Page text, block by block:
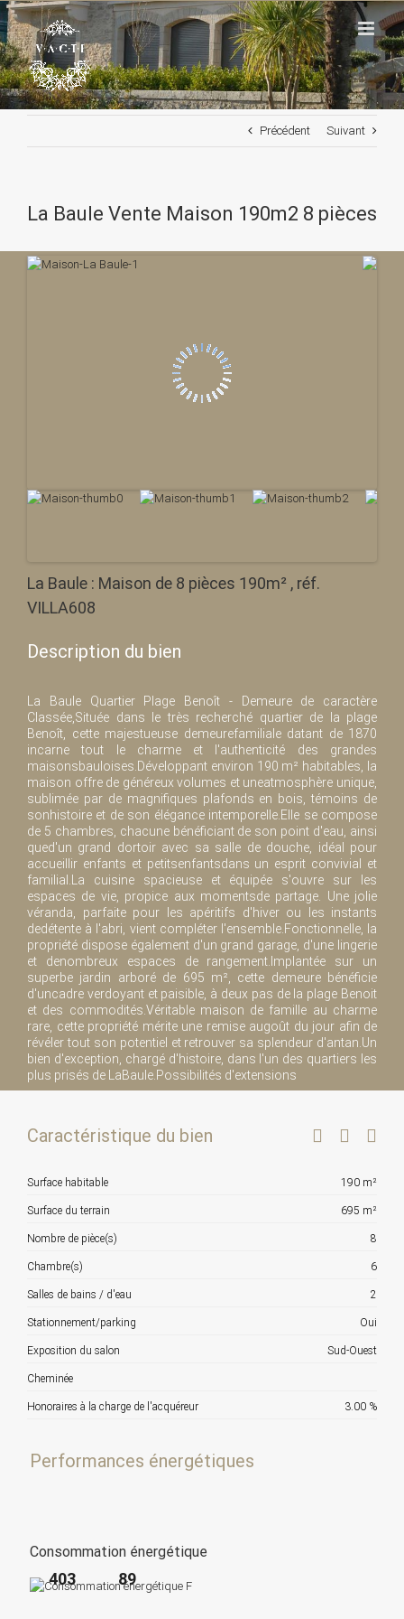
Passer
au
contenu
Précédent Suivant
La Baule Vente Maison 190m2 8 pièces
La Baule : Maison de 8 pièces 190m² , réf.
VILLA608
Description du bien
La Baule Quartier Plage Benoît - Demeure de caractère
Classée,Située dans le très recherché quartier de la plage
Benoît, cette majestueuse demeurefamiliale datant de 1870
incarne tout le charme et l'authenticité des grandes
maisonsbauloises.Développant environ 190 m² habitables, la
maison offre de généreux volumes et uneatmosphère unique,
sublimée par de magnifiques plafonds en bois, témoins de
sonhistoire et de son élégance intemporelle.Elle se compose
de 5 chambres, chacune bénéficiant de son point d'eau, ainsi
qued'un grand dortoir avec sa salle de douche, idéal pour
accueillir enfants et petitsenfantsdans un esprit convivial et
familial.La cuisine spacieuse et équipée s'ouvre sur les
espaces de vie, propice aux momentsde partage. Une jolie
véranda, parfaite pour les apéritifs d'hiver ou les instants
dedétente à l'abri, vient compléter l'ensemble.Fonctionnelle, la
propriété dispose également d'un grand garage, d'une lingerie
et denombreux espaces de rangement.Implantée sur un
superbe jardin arboré de 695 m², cette demeure bénéficie
d'uncadre verdoyant et paisible, à deux pas de la plage Benoit
et des commodités.Véritable maison de famille au charme
rare, cette propriété mérite une remise augoût du jour afin de
révéler tout son potentiel et retrouver sa splendeur d'antan.Un
bien d'exception, chargé d'histoire, dans l'un des quartiers les
plus prisés de LaBaule.Possibilités d'extensions
Caractéristique du bien
Surface habitable 190 m²
Surface du terrain 695 m²
Nombre de pièce(s) 8
Chambre(s) 6
Salles de bains / d'eau 2
Stationnement/parking Oui
Exposition du salon Sud-Ouest
Cheminée
Honoraires à la charge de l'acquéreur 3.00 %
Performances énergétiques
Consommation énergétique
403 89